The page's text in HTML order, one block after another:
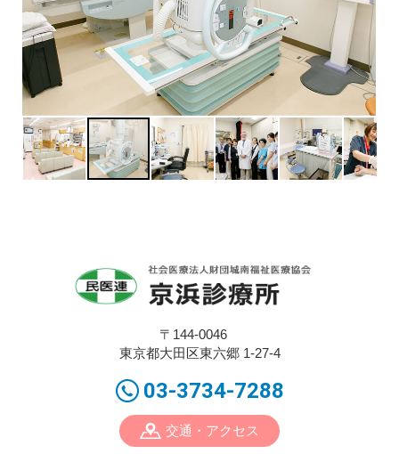
〒144-0046
東京都大田区東六郷 1-27-4
03-3734-7288
交通・アクセス